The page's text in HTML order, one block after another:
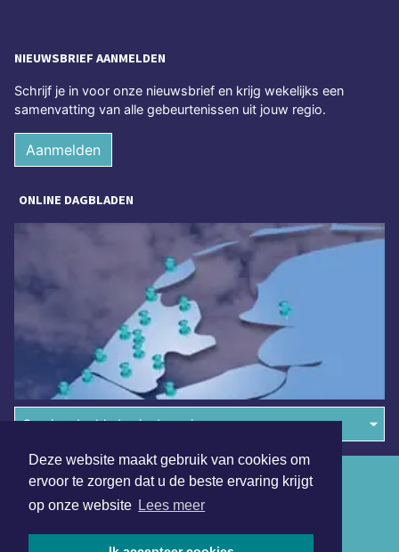
Deze website maakt gebruik van cookies om
ervoor te zorgen dat u de beste ervaring krijgt
op onze website Lees meer
NIEUWSBRIEF AANMELDEN
Schrijf je in voor onze nieuwsbrief en krijg wekelijks een
samenvatting van alle gebeurtenissen uit jouw regio.
Aanmelden
ONLINE DAGBLADEN
Overige dagbladen in de regio
Algemene voorwaarden
Disclaimer